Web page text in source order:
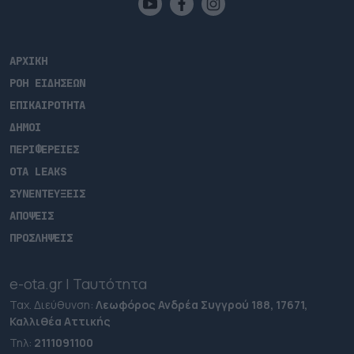
ΑΡΧΙΚΗ
ΡΟΗ ΕΙΔΗΣΕΩΝ
ΕΠΙΚΑΙΡΟΤΗΤΑ
ΔΗΜΟΙ
ΠΕΡΙΦΕΡΕΙΕΣ
OTA LEAKS
ΣΥΝΕΝΤΕΥΞΕΙΣ
ΑΠΟΨΕΙΣ
ΠΡΟΣΛΗΨΕΙΣ
e-ota.gr | Ταυτότητα
Ταχ. Διεύθυνση: Λεωφόρος Ανδρέα Συγγρού 188, 17671,
Καλλιθέα Αττικής
Τηλ: 2111091100